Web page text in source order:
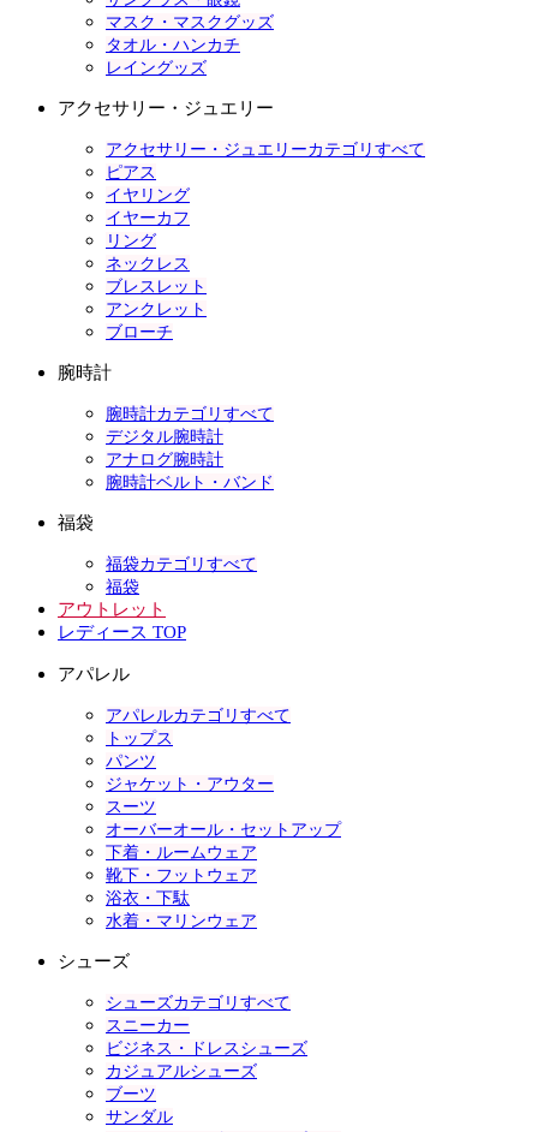
マスク・マスクグッズ
タオル・ハンカチ
レイングッズ
アクセサリー・ジュエリー
アクセサリー・ジュエリーカテゴリすべて
ピアス
イヤリング
イヤーカフ
リング
ネックレス
ブレスレット
アンクレット
ブローチ
腕時計
腕時計カテゴリすべて
デジタル腕時計
アナログ腕時計
腕時計ベルト・バンド
福袋
福袋カテゴリすべて
福袋
アウトレット
レディース TOP
アパレル
アパレルカテゴリすべて
トップス
パンツ
ジャケット・アウター
スーツ
オーバーオール・セットアップ
下着・ルームウェア
靴下・フットウェア
浴衣・下駄
水着・マリンウェア
シューズ
シューズカテゴリすべて
スニーカー
ビジネス・ドレスシューズ
カジュアルシューズ
ブーツ
サンダル